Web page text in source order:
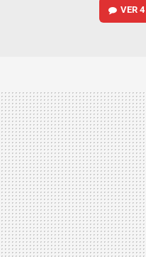
VER4